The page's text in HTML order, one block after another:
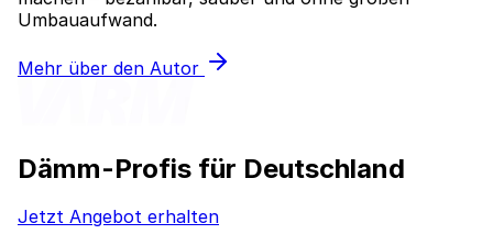
Umbauaufwand.
Mehr über den Autor
Dämm-Profis für Deutschland
Jetzt Angebot erhalten